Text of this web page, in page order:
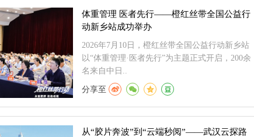
体重管理 医者先行——橙红丝带全国公益行
动新乡站成功举办
2026年7月10日，橙红丝带全国公益行动新乡站
以“体重管理·医者先行”为主题正式开启，200余
名来自中日..
分享至
从“胶片奔波”到“云端秒阅”——武汉云探路